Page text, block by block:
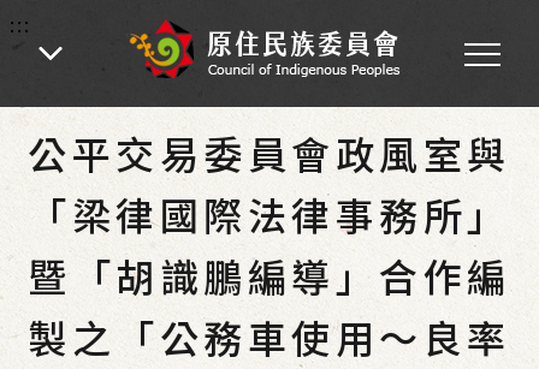
:::
:::
首頁 - 為民服務 - 最新消息 政風室
公平交易委員會政風室與
「梁律國際法律事務所」
暨「胡識鵬編導」合作編
製之「公務車使用〜良率